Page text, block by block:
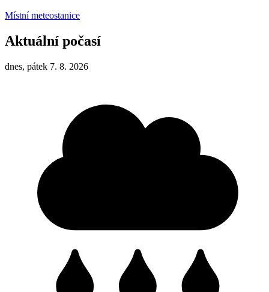
Místní meteostanice
Aktuální počasí
dnes, pátek 7. 8. 2026